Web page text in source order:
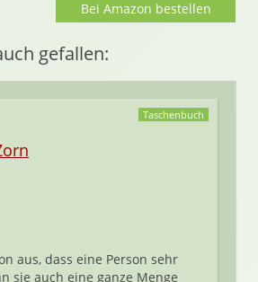
Bei Amazon bestellen
gefallen:
Taschenbuch
aus, dass eine Person sehr
sie auch eine ganze Menge